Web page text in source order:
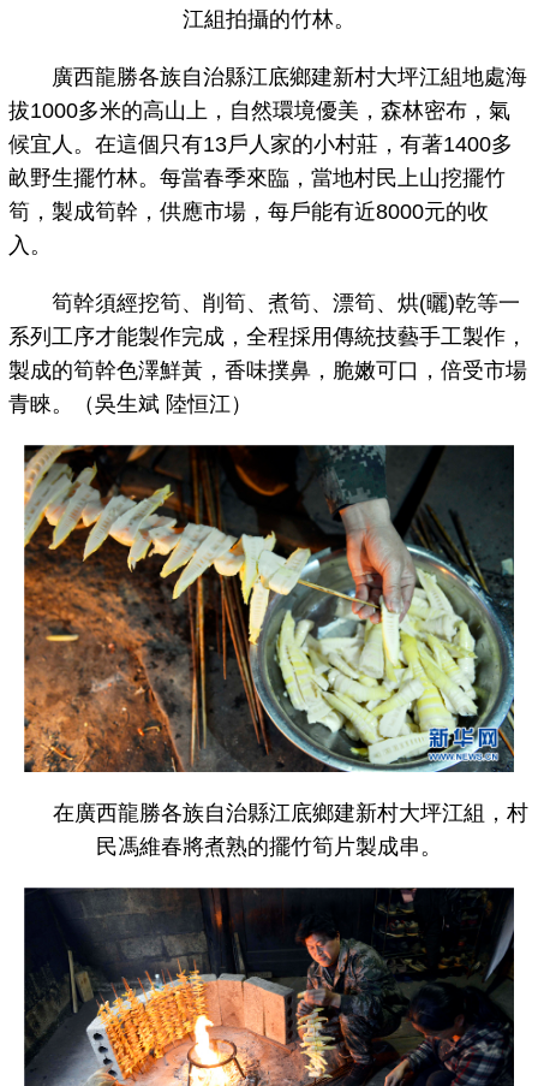
江組拍攝的竹林。
廣西龍勝各族自治縣江底鄉建新村大坪江組地處海
拔1000多米的高山上，自然環境優美，森林密布，氣
候宜人。在這個只有13戶人家的小村莊，有著1400多
畝野生擺竹林。每當春季來臨，當地村民上山挖擺竹
筍，製成筍幹，供應市場，每戶能有近8000元的收
入。
筍幹須經挖筍、削筍、煮筍、漂筍、烘(曬)乾等一
系列工序才能製作完成，全程採用傳統技藝手工製作，
製成的筍幹色澤鮮黃，香味撲鼻，脆嫩可口，倍受市場
青睞。（吳生斌 陸恒江）
在廣西龍勝各族自治縣江底鄉建新村大坪江組，村
民馮維春將煮熟的擺竹筍片製成串。